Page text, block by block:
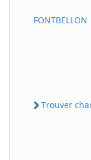
FONTBELLON
Trouver